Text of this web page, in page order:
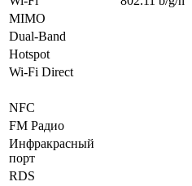
MIMO
Dual-Band
Hotspot
Wi-Fi Direct
NFC
FM Радио
Инфракрасный
порт
RDS